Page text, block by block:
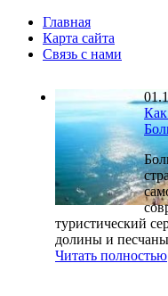
Главная
Карта сайта
Связь с нами
туристический
долины и
Читать полностью